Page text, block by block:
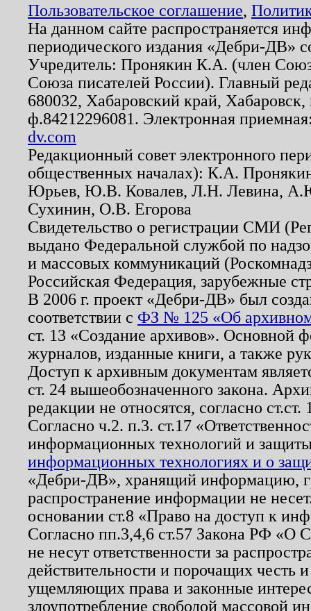
Пользовательское соглашение,
На данном сайте распространяется
периодического издания «Дебри-ДВ»
Учредитель: Пронякин К.А. (член
Союза писателей России). Главный
680032, Хабаровский край,
ф.84212296081. Электронная
dv.com
Редакционный совет электронного
общественных началах): К.А.
Юрьев, Ю.В. Ковалев, Л.Н. Левина,
Сухинин, О.В. Егорова
Свидетельство о регистрации СМИ
выдано Федеральной службой по
и массовых коммуникаций
Российская Федерация, зарубежные
В 2006 г. проект «Дебри-ДВ» был
соответствии с ФЗ № 125 «Об
ст. 13 «Создание архивов». Основной
журналов, изданные книги, а также
Доступ к архивным документам
ст. 24 вышеобозначенного закона.
редакции не относятся, согласно
Согласно ч.2. п.3. ст.17
информационных технологий и
информационных технологиях и о
«Дебри-ДВ», хранящий информацию,
распространение информации не
основании ст.8 «Право на доступ к
Согласно пп.3,4,6 ст.57 Закона РФ «О
не несут ответственности за
действительности и порочащих честь
ущемляющих права и законные
злоупотребление свободой массовой